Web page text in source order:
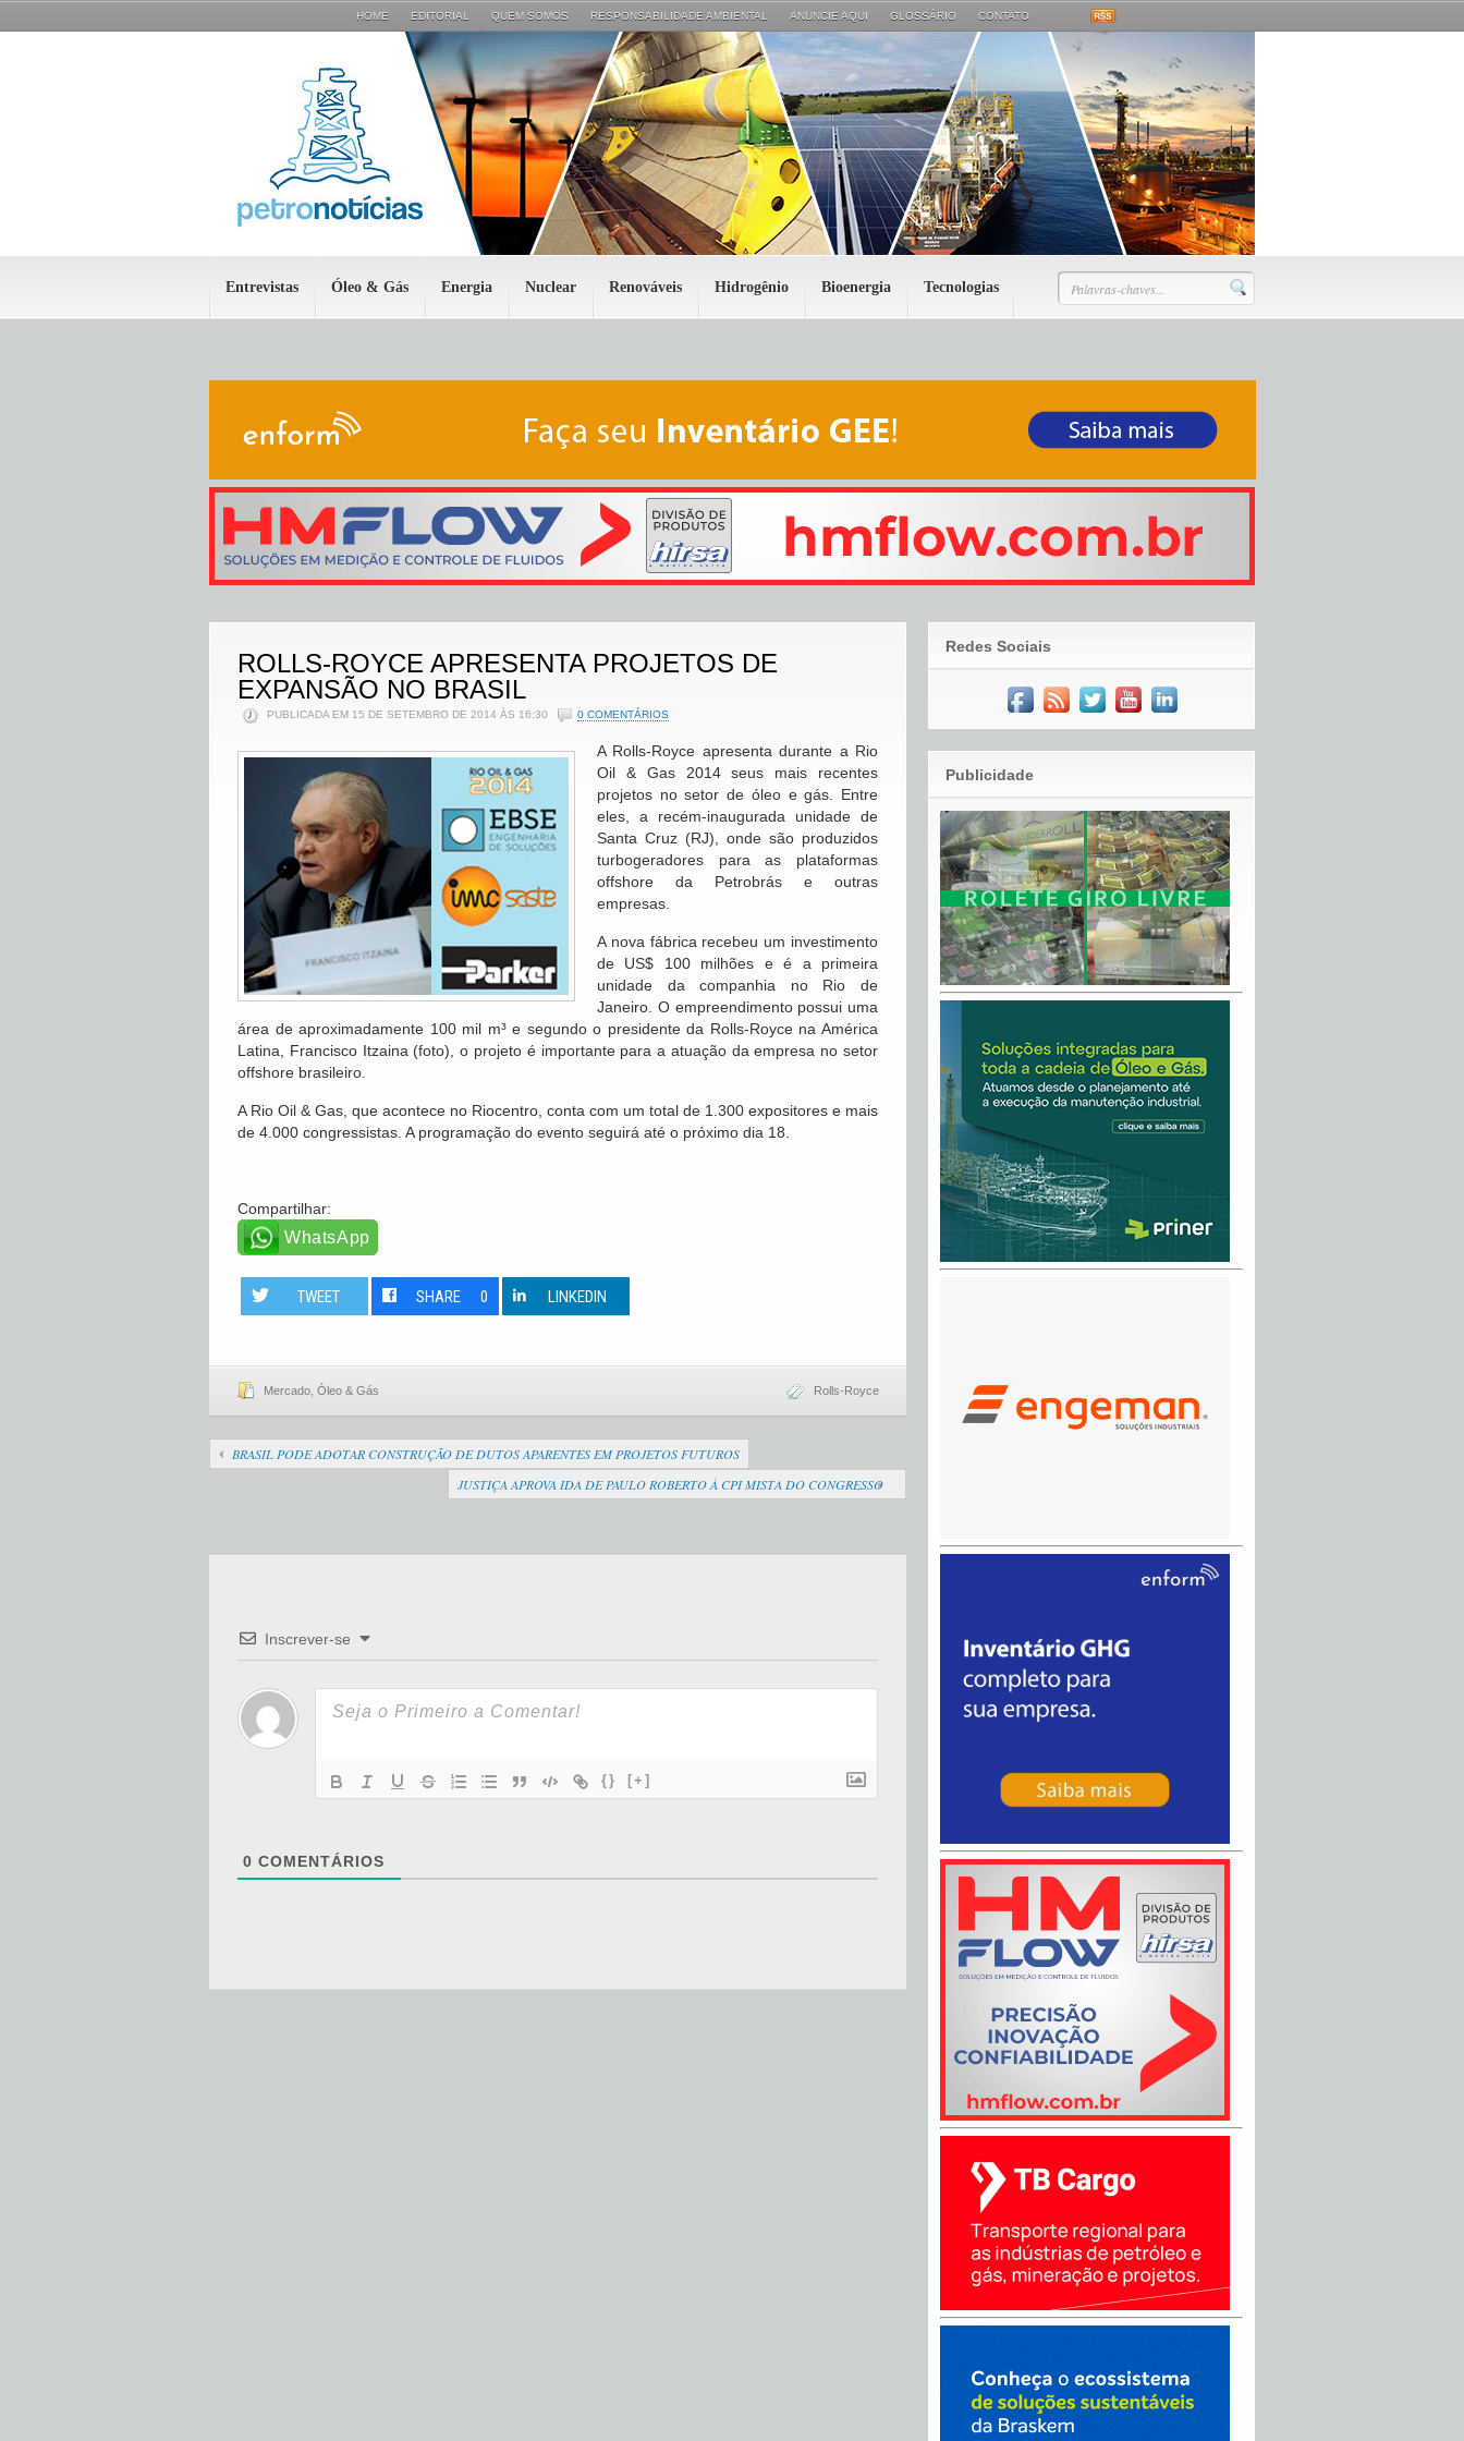
HOME EDITORIAL QUEM SOMOS RESPONSABILIDADE AMBIENTAL ANUNCIE AQUI GLOSSÁRIO CONTATO
Entrevistas Óleo & Gás Energia Nuclear Renováveis Hidrogênio Bioenergia Tecnologias
ROLLS-ROYCE APRESENTA PROJETOS DE
EXPANSÃO NO BRASIL
PUBLICADA EM 15 DE SETEMBRO DE 2014 ÀS 16:30 0 COMENTÁRIOS
A Rolls-Royce apresenta durante a Rio
Oil & Gas 2014 seus mais recentes
projetos no setor de óleo e gás. Entre
eles, a recém-inaugurada unidade de
Santa Cruz (RJ), onde são produzidos
turbogeradores para as plataformas
offshore da Petrobrás e outras
empresas.
A nova fábrica recebeu um investimento
de US$ 100 milhões e é a primeira
unidade da companhia no Rio de
Janeiro. O empreendimento possui uma
área de aproximadamente 100 mil m³ e segundo o presidente da Rolls-Royce na América
Latina, Francisco Itzaina (foto), o projeto é importante para a atuação da empresa no setor
offshore brasileiro.
A Rio Oil & Gas, que acontece no Riocentro, conta com um total de 1.300 expositores e mais
de 4.000 congressistas. A programação do evento seguirá até o próximo dia 18.
Compartilhar:
WhatsApp
TWEET SHARE 0 LINKEDIN
Mercado Óleo & Gás Rolls-Royce
BRASIL PODE ADOTAR CONSTRUÇÃO DE DUTOS APARENTES EM PROJETOS FUTUROS
JUSTIÇA APROVA IDA DE PAULO ROBERTO À CPI MISTA DO CONGRESSO
Inscrever-se
{} [+]
0 COMENTÁRIOS
Redes Sociais
Publicidade